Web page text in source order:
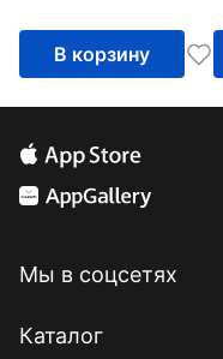
В корзину
Мы в соцсетях
Каталог